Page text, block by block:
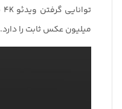
میلیون عکس ثابت را دارد.